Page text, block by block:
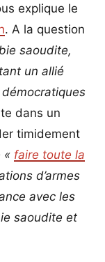
explique le
. A la question
saoudite,
un allié
dans un
timidement
« faire toute la
d’armes
avec les
saoudite et